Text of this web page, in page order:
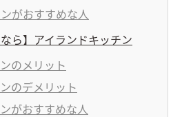
がおすすめな人
ら】アイランドキッチン
のメリット
のデメリット
がおすすめな人